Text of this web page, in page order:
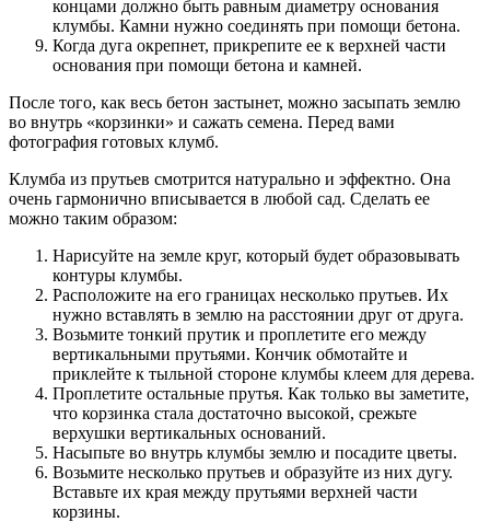
концами должно быть равным диаметру основания
клумбы. Камни нужно соединять при помощи бетона.
Когда дуга окрепнет, прикрепите ее к верхней части
основания при помощи бетона и камней.
После того, как весь бетон застынет, можно засыпать землю
во внутрь «корзинки» и сажать семена. Перед вами
фотография готовых клумб.
Клумба из прутьев смотрится натурально и эффектно. Она
очень гармонично вписывается в любой сад. Сделать ее
можно таким образом:
Нарисуйте на земле круг, который будет образовывать
контуры клумбы.
Расположите на его границах несколько прутьев. Их
нужно вставлять в землю на расстоянии друг от друга.
Возьмите тонкий прутик и проплетите его между
вертикальными прутьями. Кончик обмотайте и
приклейте к тыльной стороне клумбы клеем для дерева.
Проплетите остальные прутья. Как только вы заметите,
что корзинка стала достаточно высокой, срежьте
верхушки вертикальных оснований.
Насыпьте во внутрь клумбы землю и посадите цветы.
Возьмите несколько прутьев и образуйте из них дугу.
Вставьте их края между прутьями верхней части
корзины.